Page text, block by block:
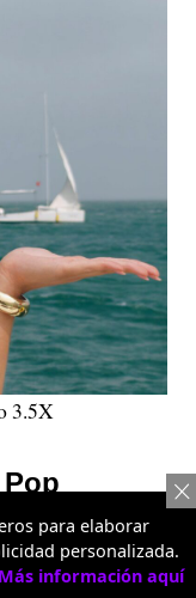
3.5X
una nueva
no fue la
para elaborar
personalizada.
Más información aquí